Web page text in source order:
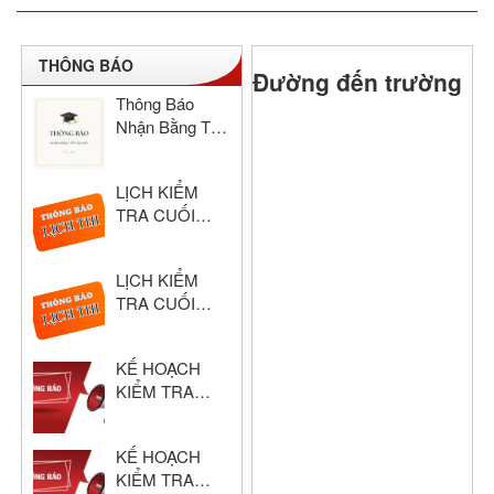
THÔNG BÁO
Thông Báo
Nhận Bằng Tốt
Đức Năm Học
2024–2025
LỊCH KIỂM
TRA CUỐI
NĂM HỌC:
2025 – 2026
LỊCH KIỂM
TRA CUỐI
NĂM HỌC:
2025 – 2026
KẾ HOẠCH
KIỂM TRA
NĂM HỌC:
2025 – 2026
KẾ HOẠCH
KIỂM TRA
Đường đến trường